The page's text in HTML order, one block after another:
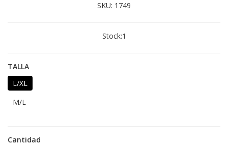
SKU: 1749
Stock:1
TALLA
L/XL
M/L
Cantidad